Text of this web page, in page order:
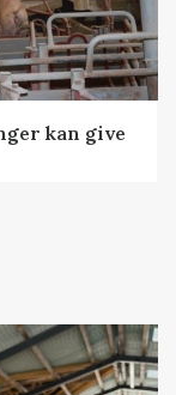
kan give